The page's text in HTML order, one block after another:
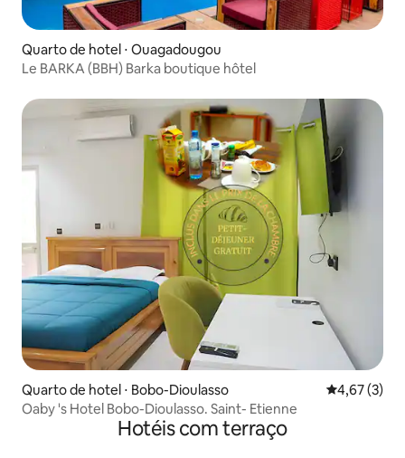
Quarto de hotel ⋅ Ouagadougou
Le BARKA (BBH) Barka boutique hôtel
Quarto de hotel ⋅ Bobo-Dioulasso 4,67 de
4,67 (3)
Oaby 's Hotel Bobo-Dioulasso. Saint- Etienne
Hotéis com terraço